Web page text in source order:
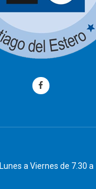
a Viernes de 7.30 a